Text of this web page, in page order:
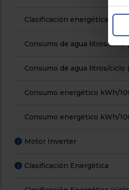
Clasificación energética /
Consumo de agua litros/ciclo
Consumo de agua litros/ciclo
Consumo energético kWh/
Consumo energético kWh/
! Motor Inverter
! Clasificación Energética